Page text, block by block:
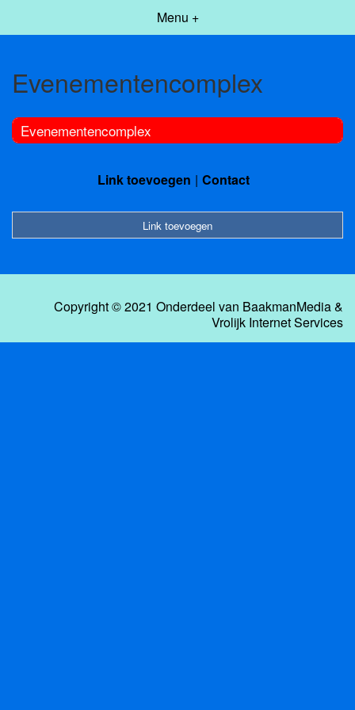
Menu +
Evenementencomplex
Evenementencomplex
Link toevoegen Contact
Link toevoegen
Copyright © 2021 Onderdeel van BaakmanMedia&
Vrolijk Internet Services